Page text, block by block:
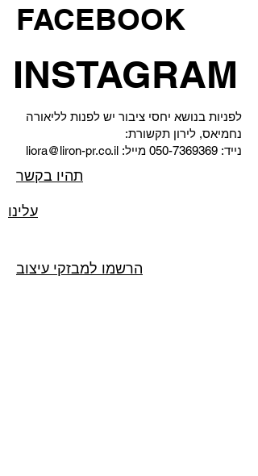
INSTAGRAM
FACEBOOK
לפניות בנושא יחסי ציבור יש לפנות לליאורה
נחמיאס, לירון תקשורת:
נייד: 050-7369369 מייל: liora@liron-pr.co.il
תהיו בקשר
עלינו
הרשמו למבזקי עיצוב